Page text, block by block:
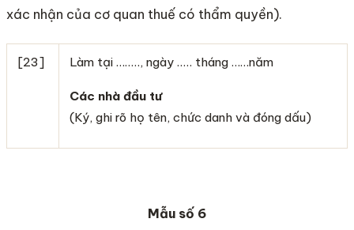
xác nhận của cơ quan thuế có thẩm quyền).
[23] Làm tại …….., ngày ….. tháng ……năm
Các nhà đầu tư
(Ký, ghi rõ họ tên, chức danh và đóng dấu)
Mẫu số 6